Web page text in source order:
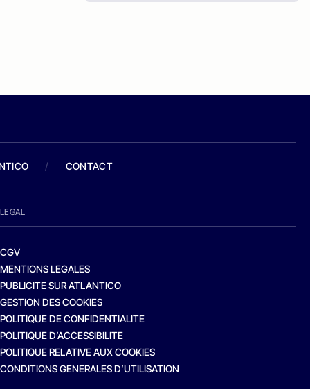
/ CONTACT
LEGAL
CGV
MENTIONS LEGALES
PUBLICITE SUR ATLANTICO
GESTION DES COOKIES
POLITIQUE DE CONFIDENTIALITE
POLITIQUE D’ACCESSIBILITE
POLITIQUE RELATIVE AUX COOKIES
CONDITIONS GENERALES D’UTILISATION